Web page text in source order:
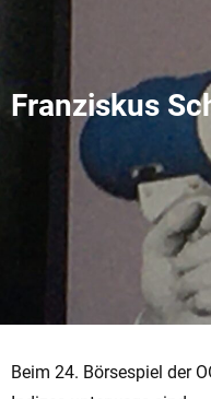
Franziskus
Beim 24. Börsespiel der